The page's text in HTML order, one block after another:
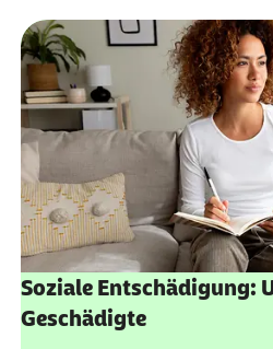
Soziale Entschädigung:
Geschädigte